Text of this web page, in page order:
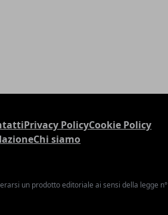
Privacy PolicyCookie Policy
Chi siamo
un prodotto editoriale ai sensi della legge n°